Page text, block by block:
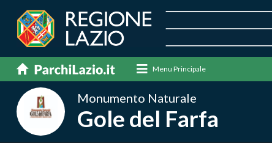
Menu Principale
Monumento Naturale
Gole del Farfa